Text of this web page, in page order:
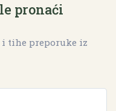
pronaći
tihe preporuke iz